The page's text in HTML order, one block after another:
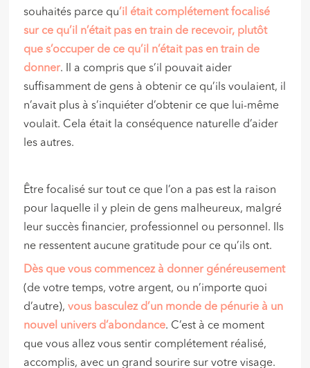
souhaités parce qu’il était complétement focalisé
sur ce qu’il n’était pas en train de recevoir, plutôt
que s’occuper de ce qu’il n’était pas en train de
donner. Il a compris que s’il pouvait aider
suffisamment de gens à obtenir ce qu’ils voulaient, il
n’avait plus à s’inquiéter d’obtenir ce que lui-même
voulait. Cela était la conséquence naturelle d’aider
les autres.
Être focalisé sur tout ce que l’on a pas est la raison
pour laquelle il y plein de gens malheureux, malgré
leur succès financier, professionnel ou personnel. Ils
ne ressentent aucune gratitude pour ce qu’ils ont.
Dès que vous commencez à donner généreusement
(de votre temps, votre argent, ou n’importe quoi
d’autre),vous basculez d’un monde de pénurie à un
nouvel univers d’abondance. C’est à ce moment
que vous allez vous sentir complétement réalisé,
accomplis, avec un grand sourire sur votre visage.